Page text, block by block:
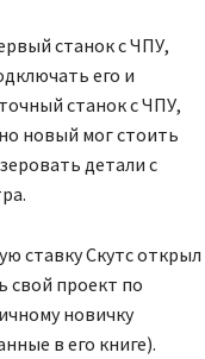
станок с ЧПУ,
его и
станок с ЧПУ,
новый мог стоить
детали с
ставку Скутс открыл
свой проект по
новичку
в его книге).